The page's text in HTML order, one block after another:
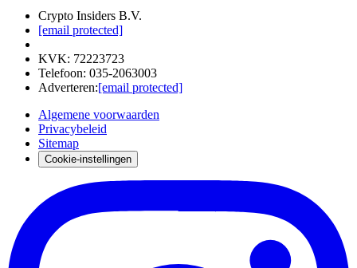
Crypto Insiders B.V.
[email protected]
KVK: 72223723
Telefoon: 035-2063003
Adverteren:[email protected]
Algemene voorwaarden
Privacybeleid
Sitemap
Cookie-instellingen